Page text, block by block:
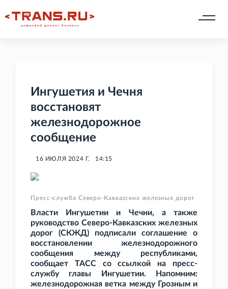
Ингушетия и Чечня
восстановят
железнодорожное
сообщение
16 ИЮЛЯ 2024 Г. 14:15
Пресс-служба Северо-Кавказских железных дорог
Власти Ингушетии и Чечни, а также
руководство Северо-Кавказских железных
дорог (СКЖД) подписали соглашение о
восстановлении железнодорожного
сообщения между республиками,
сообщает ТАСС со ссылкой на пресс-
службу главы Ингушетии. Напомним:
железнодорожная ветка между Грозным и